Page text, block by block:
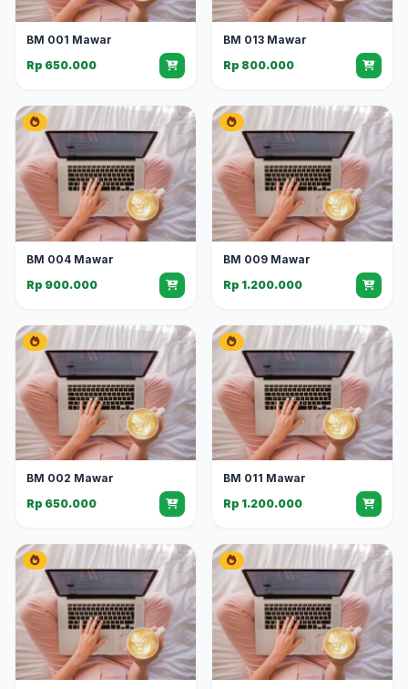
BM 001 Mawar
Rp 650.000
BM 013 Mawar
Rp 800.000
BM 004 Mawar
Rp 900.000
BM 009 Mawar
Rp 1.200.000
BM 002 Mawar
Rp 650.000
BM 011 Mawar
Rp 1.200.000